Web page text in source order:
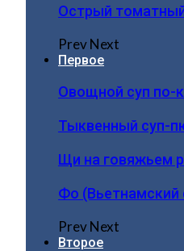
Острый
PrevNext
Первое
Овощной суп по-
Тыквенный суп-
Щи на говяжьем
Фо (Вьетнамский
PrevNext
Второе